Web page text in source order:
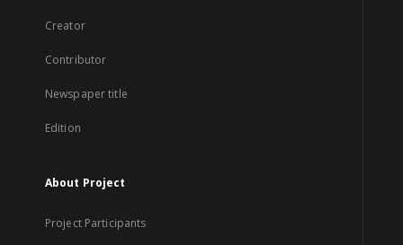
Creator
Contributor
Newspaper title
Edition
About Project
Project Participants